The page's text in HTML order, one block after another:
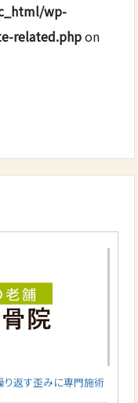
wp-
related.phpon
返す歪みに専門施術